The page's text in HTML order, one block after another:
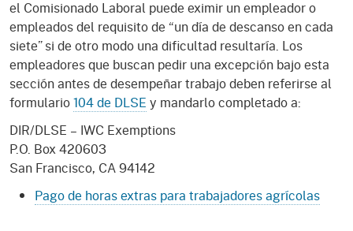
el Comisionado Laboral puede eximir un empleador o
empleados del requisito de “un día de descanso en cada
siete” si de otro modo una dificultad resultaría. Los
empleadores que buscan pedir una excepción bajo esta
sección antes de desempeñar trabajo deben referirse al
formulario104 de DLSE y mandarlo completado a:
DIR/DLSE – IWC Exemptions
P.O. Box 420603
San Francisco, CA 94142
Pago de horas extras para trabajadores agrícolas